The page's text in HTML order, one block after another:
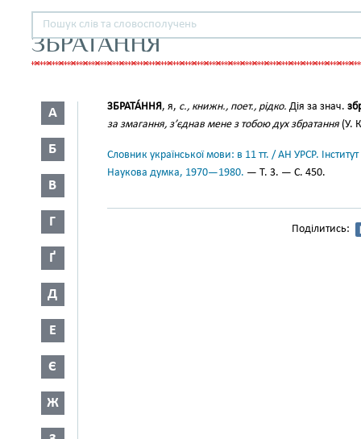
ЗБРАТАННЯ
А
Б
В
Г
Ґ
Д
Е
Є
Ж
ЗБРАТА́ННЯ, я, с., книжн., поет., рідко. Дія за знач.
за змагання, з’єднав мене з тобою дух збратання (У.
Словник української мови: в 11 тт. / АН УРСР.
Наукова думка, 1970—1980. — Т. 3. — С. 450.
Поділитись: